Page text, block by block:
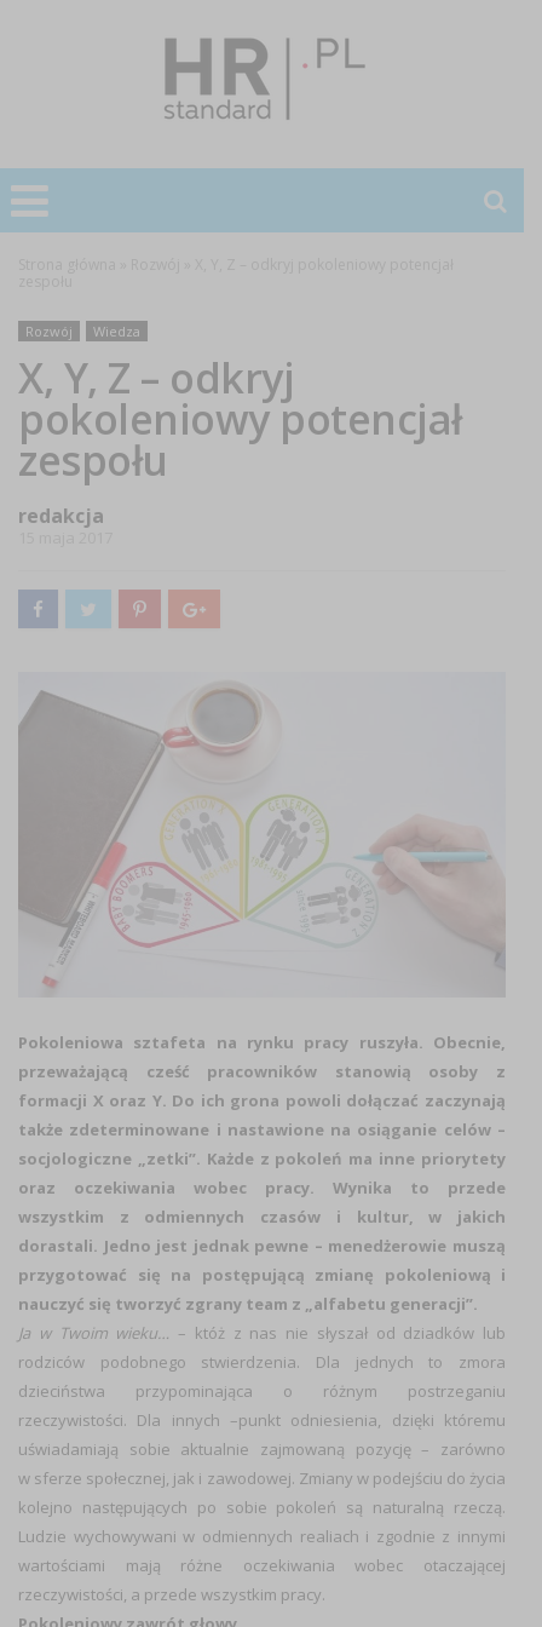
Rozwój Wiedza
X, Y, Z – odkryj
pokoleniowy potencjał
zespołu
redakcja
Pokoleniowa sztafeta na rynku pracy ruszyła. Obecnie,
przeważającą cześć pracowników stanowią osoby z
formacji X oraz Y. Do ich grona powoli dołączać zaczynają
także zdeterminowane i nastawione na osiąganie celów –
socjologiczne „zetki”. Każde z pokoleń ma inne priorytety
oraz oczekiwania wobec pracy. Wynika to przede
wszystkim z odmiennych czasów i kultur, w jakich
dorastali. Jedno jest jednak pewne – menedżerowie muszą
przygotować się na postępującą zmianę pokoleniową i
nauczyć się tworzyć zgrany team z „alfabetu generacji”.
Ja w Twoim wieku… – któż z nas nie słyszał od dziadków lub
rodziców podobnego stwierdzenia. Dla jednych to zmora
dzieciństwa przypominająca o różnym postrzeganiu
rzeczywistości. Dla innych –punkt odniesienia, dzięki któremu
uświadamiają sobie aktualnie zajmowaną pozycję – zarówno
w sferze społecznej, jak i zawodowej. Zmiany w podejściu do życia
kolejno następujących po sobie pokoleń są naturalną rzeczą.
Ludzie wychowywani w odmiennych realiach i zgodnie z innymi
wartościami mają różne oczekiwania wobec otaczającej
rzeczywistości, a przede wszystkim pracy.